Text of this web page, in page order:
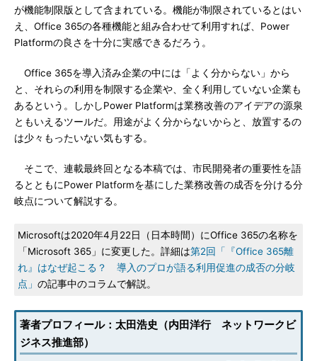
が機能制限版として含まれている。機能が制限されているとはい
え、Office 365の各種機能と組み合わせて利用すれば、Power
Platformの良さを十分に実感できるだろう。
Office 365を導入済み企業の中には「よく分からない」から
と、それらの利用を制限する企業や、全く利用していない企業も
あるという。しかしPower Platformは業務改善のアイデアの源泉
ともいえるツールだ。用途がよく分からないからと、放置するの
は少々もったいない気もする。
そこで、連載最終回となる本稿では、市民開発者の重要性を語
るとともにPower Platformを基にした業務改善の成否を分ける分
岐点について解説する。
Microsoftは2020年4月22日（日本時間）にOffice 365の名称を
「Microsoft 365」に変更した。詳細は第2回「『Office 365離
れ』はなぜ起こる？ 導入のプロが語る利用促進の成否の分岐
点」 の記事中のコラムで解説。
著者プロフィール：太田浩史（内田洋行 ネットワークビ
ジネス推進部）